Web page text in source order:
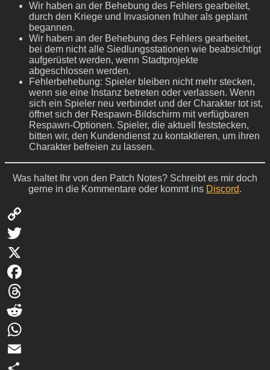
Wir haben an der Behebung des Fehlers gearbeitet,
durch den Kriege und Invasionen früher als geplant
begannen.
Wir haben an der Behebung des Fehlers gearbeitet,
bei dem nicht alle Siedlungsstationen wie beabsichtigt
aufgerüstet werden, wenn Stadtprojekte
abgeschlossen werden.
Fehlerbehebung: Spieler bleiben nicht mehr stecken,
wenn sie eine Instanz betreten oder verlassen. Wenn
sich ein Spieler neu verbindet und der Charakter tot ist,
öffnet sich der Respawn-Bildschirm mit verfügbaren
Respawn-Optionen. Spieler, die aktuell feststecken,
bitten wir, den Kundendienst zu kontaktieren, um ihren
Charakter befreien zu lassen.
Was haltet Ihr von den Patch Notes? Schreibt es mir doch
gerne in die Kommentare oder kommt ins Discord.
Copy
Link
Twitter
X
Facebook
Threads
Reddit
WhatsApp